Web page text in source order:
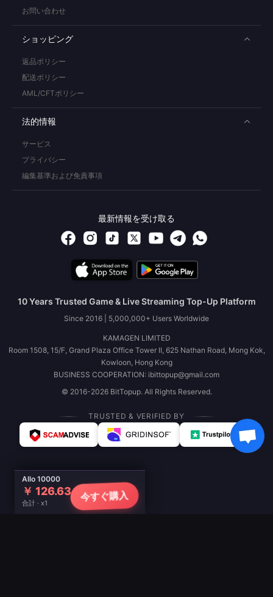
Allo 10000
￥ 126.63
合計 · x1
今すぐ購入
お問い合わせ
ショッピング
返品ポリシー
配送ポリシー
AML/CFTポリシー
法的情報
サービス
プライバシー
編集基準および免責事項
最新情報を受け取る
10 Years Trusted Game & Live Streaming Top-Up Platform
Since 2016 | 5,000,000+ Users Worldwide
KAMAGEN LIMITED
Room 1508, 15/F, Grand Plaza Office Tower II, 625 Nathan Road, Mong Kok,
Kowloon, Hong Kong
BUSINESS COOPERATION: ibittopup@gmail.com
© 2016-2026 BitTopup. All Rights Reserved.
TRUSTED & VERIFIED BY